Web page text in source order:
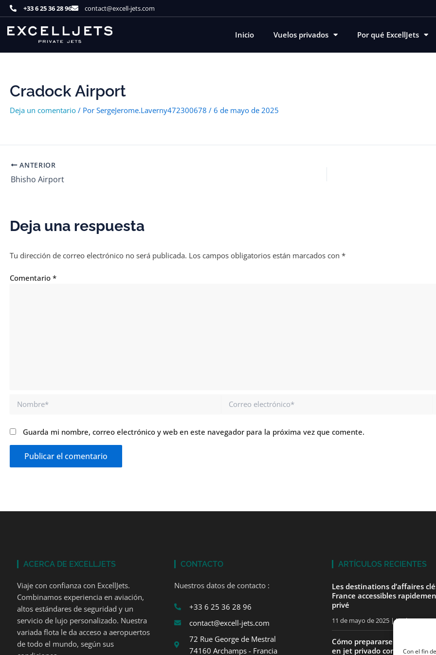
Con el fin
al
contenido
+33 6 25 36 28 96 contact@excell-jets.com
Inicio Vuelos privados Por qué ExcellJets
Cradock Airport
Deja un comentario / Por SergeJerome.Laverny472300678 / 6 de mayo de 2025
ANTERIOR
Bhisho Airport
Deja una respuesta
Tu dirección de correo electrónico no será publicada. Los campos obligatorios están marcados con *
Comentario *
Nombre*
Correo
Guarda mi nombre, correo electrónico y web en este navegador para la próxima vez que comente.
ACERCA DE EXCELLJETS
Viaje con confianza con ExcellJets.
Combinamos experiencia en aviación,
altos estándares de seguridad y un
servicio de lujo personalizado. Nuestra
variada flota le da acceso a aeropuertos
de todo el mundo, según sus
CONTACTO
Nuestros datos de contacto :
+33 6 25 36 28 96
contact@excell-jets.com
72 Rue George de Mestral
74160 Archamps - Francia
ARTÍCULOS RECIENTES
Les destinations d’affaires
France accessibles
privé
11 de mayo de 2025 No hay
Cómo prepararse para su
en jet privado con ExcellJets